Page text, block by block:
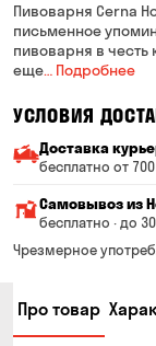
Пивоварня Cerna
письменное
пивоварня в честь
еще… Подробнее
УСЛОВИЯ
Доставка
бесплатно от
Минимальная
Стоимость
От 200 до 299
От 400 до 699
Самовывоз из
бесплатно · до
Можете без
для Вас
Чрезмерное
Про товар